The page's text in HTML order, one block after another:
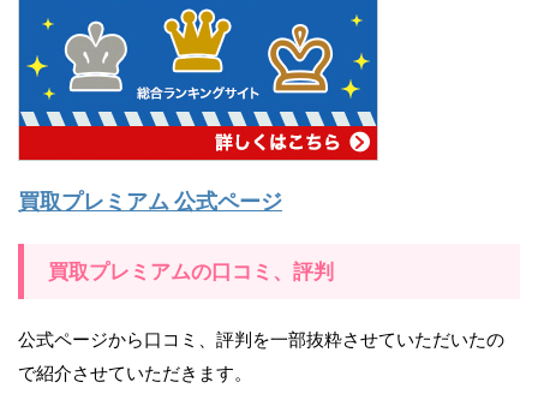
買取プレミアム 公式ページ
買取プレミアムの口コミ、評判
公式ページから口コミ、評判を一部抜粋させていただいたの
で紹介させていただきます。